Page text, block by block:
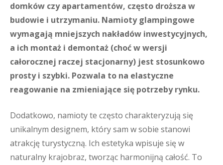
domków czy apartamentów, często droższa w
budowie i utrzymaniu. Namioty glampingowe
wymagają mniejszych nakładów inwestycyjnych,
a ich montaż i demontaż (choć w wersji
całorocznej raczej stacjonarny) jest stosunkowo
prosty i szybki. Pozwala to na elastyczne
reagowanie na zmieniające się potrzeby rynku.
Dodatkowo, namioty te często charakteryzują się
unikalnym designem, który sam w sobie stanowi
atrakcję turystyczną. Ich estetyka wpisuje się w
naturalny krajobraz, tworząc harmonijną całość. To